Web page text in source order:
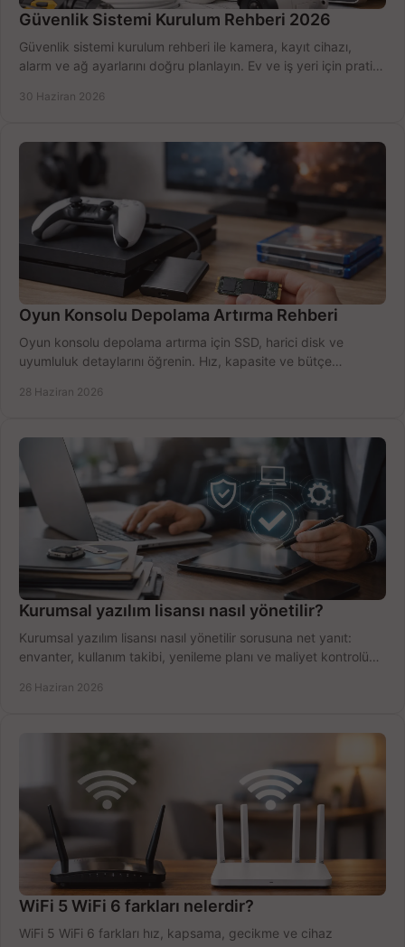
Güvenlik Sistemi Kurulum Rehberi 2026
Güvenlik sistemi kurulum rehberi ile kamera, kayıt cihazı,
alarm ve ağ ayarlarını doğru planlayın. Ev ve iş yeri için pratik
30 Haziran 2026
Oyun Konsolu Depolama Artırma Rehberi
Oyun konsolu depolama artırma için SSD, harici disk ve
uyumluluk detaylarını öğrenin. Hız, kapasite ve bütçe
28 Haziran 2026
Kurumsal yazılım lisansı nasıl yönetilir?
Kurumsal yazılım lisansı nasıl yönetilir sorusuna net yanıt:
envanter, kullanım takibi, yenileme planı ve maliyet kontrolü
26 Haziran 2026
WiFi 5 WiFi 6 farkları nelerdir?
WiFi 5 WiFi 6 farkları hız, kapsama, gecikme ve cihaz